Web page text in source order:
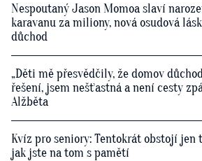
Nespoutaný Jason Momoa slaví
karavanu za miliony, nová osudová
důchod
„Děti mě přesvědčily, že domov
řešení, jsem nešťastná a není cesty
Alžběta
Kvíz pro seniory: Tentokrát obstojí jen
jak jste na tom s pamětí